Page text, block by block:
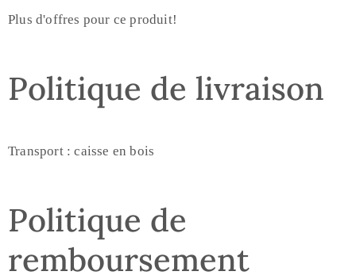
Plus d'offres pour ce produit!
Politique de livraison
Transport : caisse en bois
Politique de
remboursement